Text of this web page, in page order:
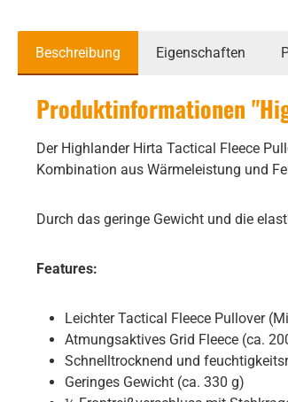
Beschreibung Eigenschaften
Produktinformationen
Der Highlander Hirta Tactical Fleece
Kombination aus Wärmeleistung und
Durch das geringe Gewicht und die
Features:
Leichter Tactical Fleece Pullover
Atmungsaktives Grid Fleece (ca.
Schnelltrocknend und
Geringes Gewicht (ca. 330 g)